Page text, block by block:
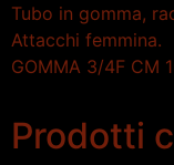
Tubo in gomma,
Attacchi femmina.
GOMMA 3/4F CM
Prodotti